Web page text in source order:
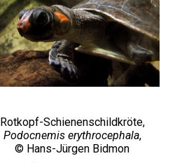
Rotkopf-Schienenschildkröte,
Podocnemis erythrocephala,
© Hans-Jürgen Bidmon